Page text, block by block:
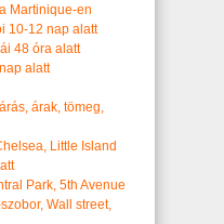
Martinique-en
10-12 nap alatt
48 óra alatt
alatt
árak, tömeg,
Little Island
Park, 5th Avenue
Wall street,